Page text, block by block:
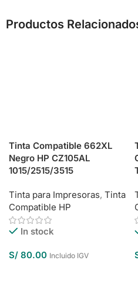
Productos
Tinta Compatible 662XL
Negro HP CZ105AL
1015/2515/3515
Tinta para Impresoras, Tinta
Compatible HP
In stock
S/ 80.00 Incluido IGV